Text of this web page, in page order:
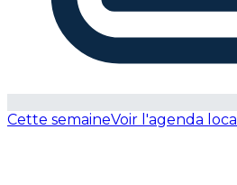
Cette semaineVoir l'agenda local